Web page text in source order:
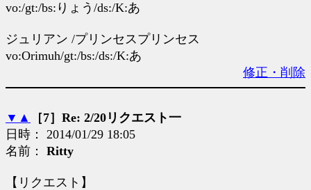
vo:/gt:/bs:りょう/ds:/K:あ
ジュリアン /プリンセスプリンセス
vo:Orimuh/gt:/bs:/ds:/K:あ
修正・削除
▼ ▲
［7］Re: 2/20リクエスト一
日時： 2014/01/29 18:05
名前： Ritty
【リクエスト】